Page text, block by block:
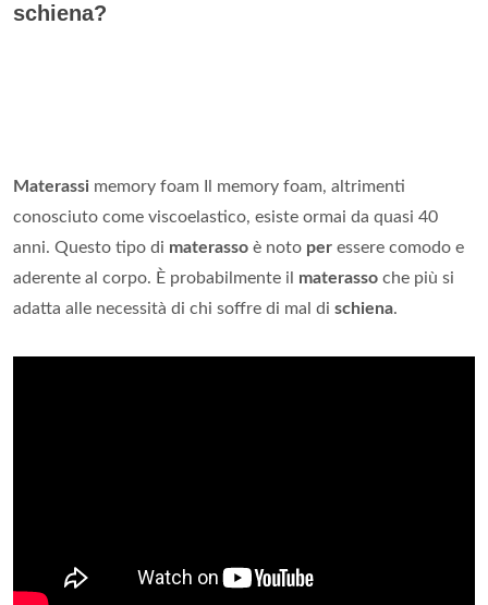
schiena?
Materassi memory foam Il memory foam, altrimenti
conosciuto come viscoelastico, esiste ormai da quasi 40
anni. Questo tipo di materasso è noto per essere comodo e
aderente al corpo. È probabilmente il materasso che più si
adatta alle necessità di chi soffre di mal di schiena.